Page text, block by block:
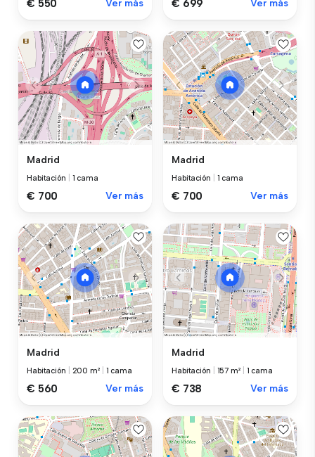
€ 550 Ver más € 699 Ver más
Madrid
Habitación 1 cama
€ 700 Ver más
Madrid
Habitación 1 cama
€ 700 Ver más
Madrid
Habitación 200 m² 1 cama
€ 560 Ver más
Madrid
Habitación 157 m² 1 cama
€ 738 Ver más